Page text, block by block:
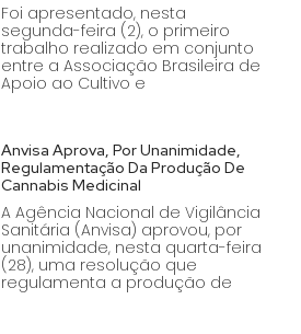
Foi apresentado, nesta
segunda-feira (2), o primeiro
trabalho realizado em conjunto
entre a Associação Brasileira de
Apoio ao Cultivo e
Anvisa Aprova, Por Unanimidade,
Regulamentação Da Produção De
Cannabis Medicinal
A Agência Nacional de Vigilância
Sanitária (Anvisa) aprovou, por
unanimidade, nesta quarta-feira
(28), uma resolução que
regulamenta a produção de